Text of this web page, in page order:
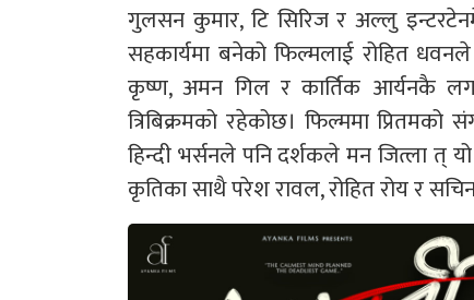
गुलसन कुमार, टि सिरिज र अल्लु
सहकार्यमा बनेको फिल्मलाई रोहित
कृष्ण, अमन गिल र कार्तिक आर्यनकै
त्रिबिक्रमको रहेकोछ। फिल्ममा
हिन्दी भर्सनले पनि दर्शकले मन जित्ला त्
कृतिका साथै परेश रावल, रोहित रोय र